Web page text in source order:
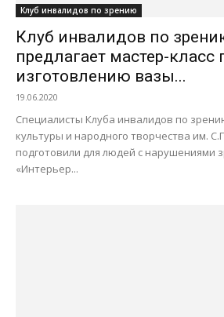
Клуб инвалидов по зрению
Клуб инвалидов по
предлагает мастер-класс
изготовлению вазы...
19.06.2020
Специалисты Клуба инвалидов по
культуры и народного творчества им.
подготовили для людей с нарушениями
«Интерьер...